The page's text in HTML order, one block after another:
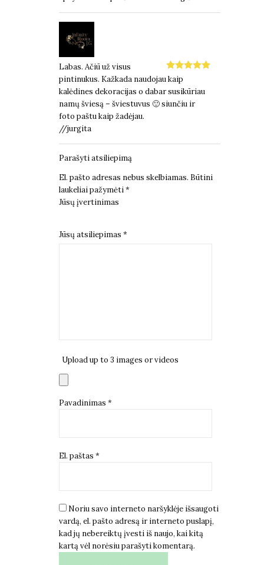
iš 5
Įvertinimas:
iš 5
Labas. Ačiū už visus
pintinukus. Kažkada naudojau kaip
kalėdines dekoracijas o dabar susikūriau
namų šviesą – šviestuvus 🙂 siunčiu ir
foto paštu kaip žadėjau.
//jurgita
Parašyti atsiliepimą
El. pašto adresas nebus skelbiamas. Būtini
laukeliai pažymėti*
Jūsų įvertinimas
Jūsų atsiliepimas *
Upload up to 3 images or videos
Pavadinimas *
El. paštas *
Noriu savo interneto naršyklėje išsaugoti
vardą, el. pašto adresą ir interneto puslapį,
kad jų nebereiktų įvesti iš naujo, kai kitą
kartą vėl norėsiu parašyti komentarą.